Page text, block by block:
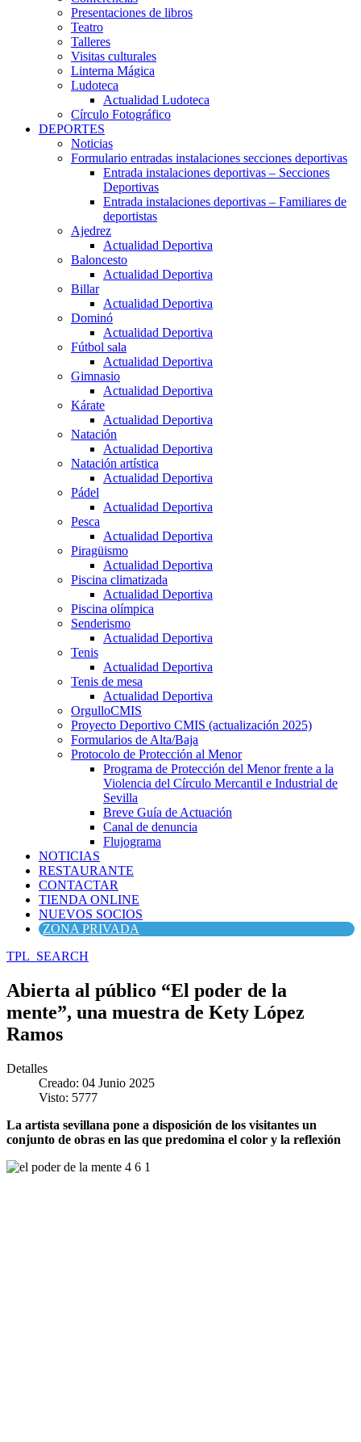
Presentaciones de libros
Teatro
Talleres
Visitas culturales
Linterna Mágica
Ludoteca
Actualidad Ludoteca
Círculo Fotográfico
DEPORTES
Noticias
Formulario entradas instalaciones secciones deportivas
Entrada instalaciones deportivas – Secciones
Deportivas
Entrada instalaciones deportivas – Familiares de
deportistas
Ajedrez
Actualidad Deportiva
Baloncesto
Actualidad Deportiva
Billar
Actualidad Deportiva
Dominó
Actualidad Deportiva
Fútbol sala
Actualidad Deportiva
Gimnasio
Actualidad Deportiva
Kárate
Actualidad Deportiva
Natación
Actualidad Deportiva
Natación artística
Actualidad Deportiva
Pádel
Actualidad Deportiva
Pesca
Actualidad Deportiva
Piragüismo
Actualidad Deportiva
Piscina climatizada
Actualidad Deportiva
Piscina olímpica
Senderismo
Actualidad Deportiva
Tenis
Actualidad Deportiva
Tenis de mesa
Actualidad Deportiva
OrgulloCMIS
Proyecto Deportivo CMIS (actualización 2025)
Formularios de Alta/Baja
Protocolo de Protección al Menor
Programa de Protección del Menor frente a la
Violencia del Círculo Mercantil e Industrial de
Sevilla
Breve Guía de Actuación
Canal de denuncia
Flujograma
NOTICIAS
RESTAURANTE
CONTACTAR
TIENDA ONLINE
NUEVOS SOCIOS
ZONA PRIVADA
TPL_SEARCH
Abierta al público “El poder de la
mente”, una muestra de Kety López
Ramos
Detalles
Creado: 04 Junio 2025
Visto: 5777
La artista sevillana pone a disposición de los visitantes un
conjunto de obras en las que predomina el color y la reflexión